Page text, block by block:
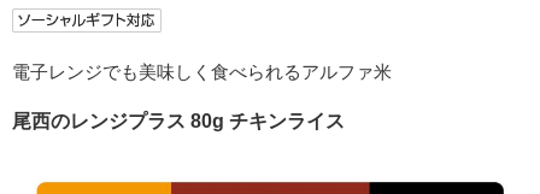
電子レンジでも美味しく食べられるアルファ米
尾西のレンジプラス 80g チキンライス